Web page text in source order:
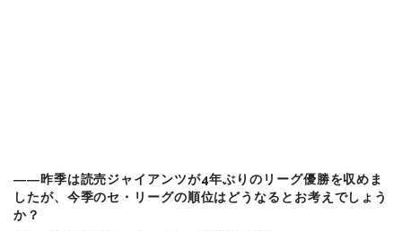
――昨季は読売ジャイアンツが4年ぶりのリーグ優勝を収めま
したが、今季のセ・リーグの順位はどうなるとお考えでしょう
か？